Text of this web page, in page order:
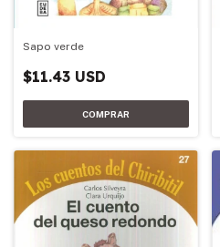
Sapo verde
$11.43 USD